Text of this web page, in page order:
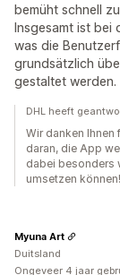
bemüht schnell
Insgesamt ist bei
was die
grundsätzlich
gestaltet werden.
DHL heeft
Wir danken
daran, die App
dabei besonders
umsetzen können!
Myuna Art
Duitsland
Ongeveer 4 jaar